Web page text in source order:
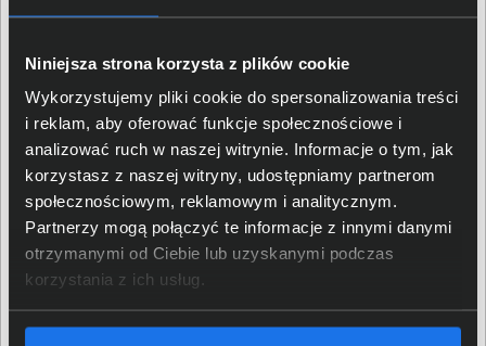
Niniejsza strona korzysta z plików cookie
Wykorzystujemy pliki cookie do spersonalizowania treści
i reklam, aby oferować funkcje społecznościowe i
analizować ruch w naszej witrynie. Informacje o tym, jak
korzystasz z naszej witryny, udostępniamy partnerom
społecznościowym, reklamowym i analitycznym.
Partnerzy mogą połączyć te informacje z innymi danymi
otrzymanymi od Ciebie lub uzyskanymi podczas
korzystania z ich usług.
3
Po pozytywnej weryfikacji zgłoszenia firma
Lenovo wyśle do Ciebie słuchawki!
ZAPOZNAJ SIĘ Z REGULAMINEM PROMOCJI